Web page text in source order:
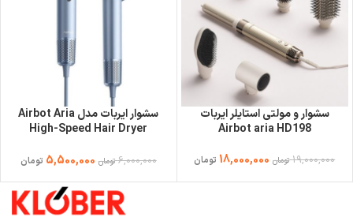
سشوار و مولتی استایلر ایربات
Airbot aria HD198
19,000,000 تومان 18,000,000 تومان
سشوار ایربات مدل Airbot Aria
High-Speed Hair Dryer
6,000,000 تومان 5,500,000 تومان